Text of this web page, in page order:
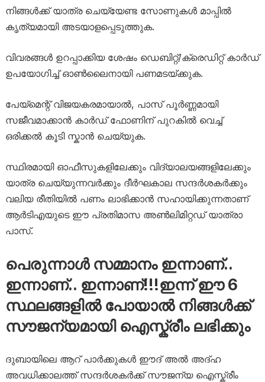
നിങ്ങൾക്ക് യാത്ര ചെയ്യേണ്ട സോണുകൾ മാപ്പിൽ
കൃത്യമായി അടയാളപ്പെടുത്തുക.
വിവരങ്ങൾ ഉറപ്പാക്കിയ ശേഷം ഡെബിറ്റ്/ക്രെഡിറ്റ് കാർഡ്
ഉപയോഗിച്ച് ഓൺലൈനായി പണമടയ്ക്കുക.
പേയ്‌മെന്റ് വിജയകരമായാൽ, പാസ് പൂർണ്ണമായി
സജീവമാക്കാൻ കാർഡ് ഫോണിന് പുറകിൽ വെച്ച്
ഒരിക്കൽ കൂടി സ്കാൻ ചെയ്യുക.
സ്ഥിരമായി ഓഫീസുകളിലേക്കും വിദ്യാലയങ്ങളിലേക്കും
യാത്ര ചെയ്യുന്നവർക്കും ദീർഘകാല സന്ദർശകർക്കും
വലിയ രീതിയിൽ പണം ലാഭിക്കാൻ സഹായിക്കുന്നതാണ്
ആർടിഎയുടെ ഈ പ്രതിമാസ അൺലിമിറ്റഡ് യാത്രാ
പാസ്.
പെരുന്നാൾ സമ്മാനം ഇന്നാണ്..
ഇന്നാണ്.. ഇന്നാണ്!!!ഇന്ന് ഈ 6
സ്ഥലങ്ങളിൽ പോയാൽ നിങ്ങൾക്ക്
സൗജന്യമായി ഐസ്ക്രീം ലഭിക്കും
ദുബായിലെ ആറ് പാർക്കുകൾ ഈദ് അൽ അദ്ഹ
അവധിക്കാലത്ത് സന്ദർശകർക്ക് സൗജന്യ ഐസ്ക്രീം